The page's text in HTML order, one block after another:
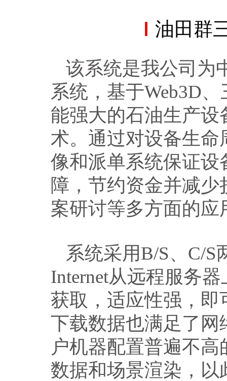
油田群
该系统是我公司为
系统，基于Web3D
能强大的石油生产
术。通过对设备生命
像和派单系统保证
障，节约资金并减
案研讨等多方面的应
系统采用B/S、C/
Internet从远程服务
获取，适应性强，
下载数据也满足了
户机器配置普遍不
数据和场景渲染，